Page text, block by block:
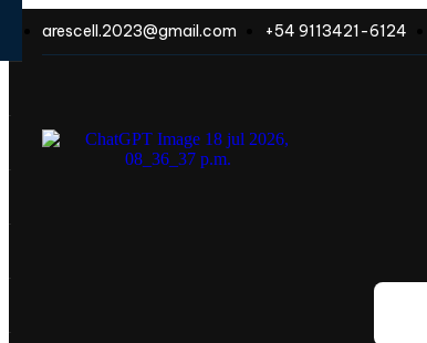
arescell.2023@gmail.com +54 9113421-6124